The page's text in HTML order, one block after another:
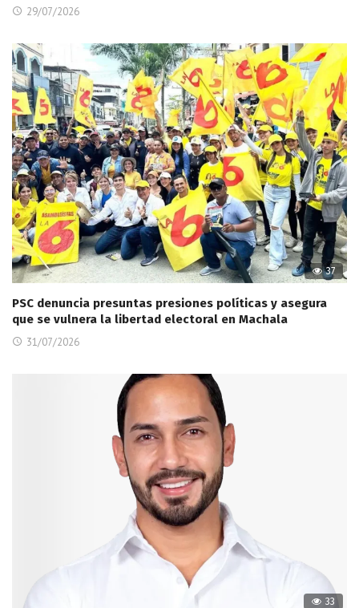
29/07/2026
37
PSC denuncia presuntas presiones políticas y asegura
que se vulnera la libertad electoral en Machala
31/07/2026
33